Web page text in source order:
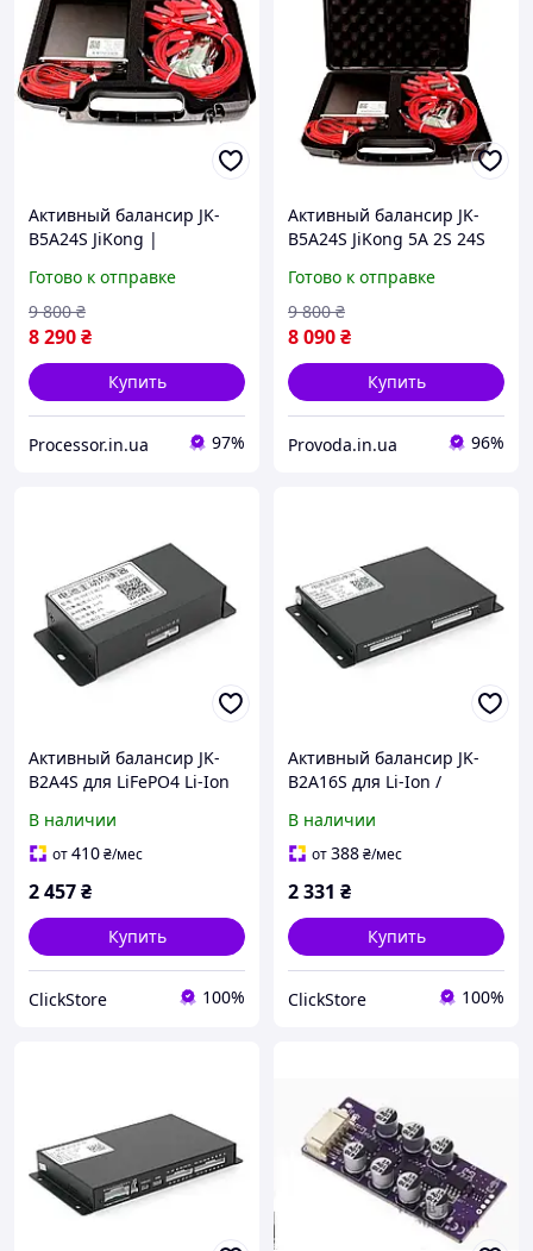
Активный балансир JK-
B5A24S JiKong |
балансирование LiFePO4,
Li-ion, LTO 2S 24S
Готово к отправке
8 290₴
9 800 ₴
Купить
Processor.in.ua 97%
Активный балансир JK-
B5A24S JiKong 5A 2S 24S
LTO с Bluetooth
Готово к отправке
8 090₴
9 800 ₴
Купить
Provoda.in.ua 96%
Активный балансир JK-
B2A4S для LiFePO4 Li-Ion
для аккумулятора
В наличии
от410₴/мес
2 457₴
Купить
ClickStore 100%
Активный балансир JK-
B2A16S для Li-Ion /
24-70V Bluetooth
В наличии
от388₴/мес
2 331 ₴
Купить
ClickStore 100%